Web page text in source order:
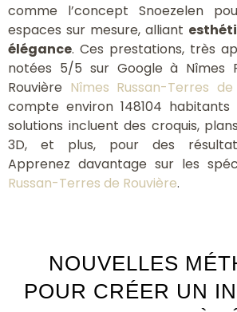
comme l’concept Snoezelen
espaces sur mesure, alliant
élégance. Ces prestations, très
notées 5/5 sur Google à Nîmes
Rouvière Nîmes Russan-Terres de
compte environ 148104 habitants
solutions incluent des croquis,
3D, et plus, pour des
Apprenez davantage sur les
Russan-Terres de Rouvière.
NOUVELLES
POUR CRÉER UN